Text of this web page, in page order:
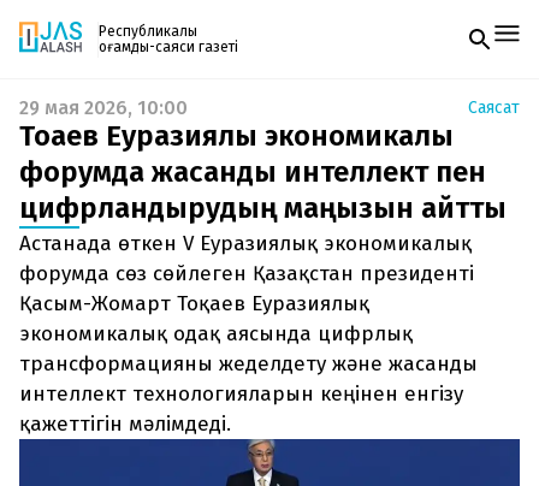
Республикалық
қоғамдық-саяси газеті
Жаңалықтар
Спорт
Live
Руханият
Аймақ
Архив
Заң және тәртіп
Редакциямен байланыс
+7 708 604 51 06
Жарнама бөлімі
+7 701 220 64 52
Пошта
zhasalash100@gmail.com
Газетке жазылу
PDF форматтағы газетті ай сайын электронды
поштаңызға алып отырыңыз. Жаңа нөмір
шыққан сәтте сізге бірден жіберіледі. Тек email
енгізіңіз, біз қалғанын өзіміз жібереміз.
29 мая 2026, 10:00 Саясат
Тоқаев Еуразиялық экономикалық
форумда жасанды интеллект пен
цифрландырудың маңызын айтты
Астанада өткен V Еуразиялық экономикалық
форумда сөз сөйлеген Қазақстан президенті
Қасым-Жомарт Тоқаев Еуразиялық
экономикалық одақ аясында цифрлық
трансформацияны жеделдету және жасанды
интеллект технологияларын кеңінен енгізу
қажеттігін мәлімдеді.